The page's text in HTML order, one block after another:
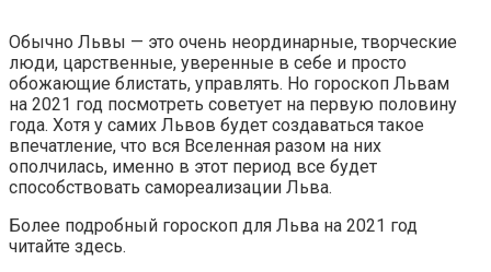
Обычно Львы — это очень неординарные, творческие
люди, царственные, уверенные в себе и просто
обожающие блистать, управлять. Но гороскоп Львам
на 2021 год посмотреть советует на первую половину
года. Хотя у самих Львов будет создаваться такое
впечатление, что вся Вселенная разом на них
ополчилась, именно в этот период все будет
способствовать самореализации Льва.
Более подробный гороскоп для Льва на 2021 год
читайте здесь.